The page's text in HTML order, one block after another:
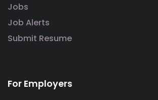
Jobs
Job Alerts
Submit Resume
For Employers